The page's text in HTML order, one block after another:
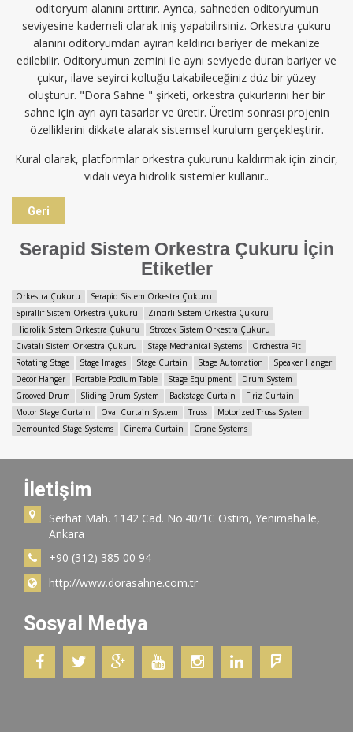
oditoryum alanını arttırır. Ayrıca, sahneden oditoryumun
seviyesine kademeli olarak iniş yapabilirsiniz. Orkestra çukuru
alanını oditoryumdan ayıran kaldırıcı bariyer de mekanize
edilebilir. Oditoryumun zemini ile aynı seviyede duran bariyer ve
çukur, ilave seyirci koltuğu takabileceğiniz düz bir yüzey
oluşturur. "Dora Sahne " şirketi, orkestra çukurlarını her bir
sahne için ayrı ayrı tasarlar ve üretir. Üretim sonrası projenin
özelliklerini dikkate alarak sistemsel kurulum gerçekleştirir.
Kural olarak, platformlar orkestra çukurunu kaldırmak için zincir,
vidalı veya hidrolik sistemler kullanır..
Geri
Serapid Sistem Orkestra Çukuru İçin
Etiketler
Orkestra Çukuru
Serapid Sistem Orkestra Çukuru
Spirallif Sistem Orkestra Çukuru
Zincirli Sistem Orkestra Çukuru
Hidrolik Sistem Orkestra Çukuru
Strocek Sistem Orkestra Çukuru
Cıvatalı Sistem Orkestra Çukuru
Stage Mechanical Systems
Orchestra Pit
Rotating Stage
Stage Images Stage Curtain Stage Automation
Speaker Hanger
Decor Hanger
Portable Podium Table Stage Equipment
Drum System
Grooved Drum
Sliding Drum System Backstage Curtain
Firiz Curtain
Motor Stage Curtain
Oval Curtain System Truss
Motorized Truss System
Demounted Stage Systems
Cinema Curtain Crane Systems
İletişim
Serhat Mah. 1142 Cad. No:40/1C Ostim, Yenimahalle,
Ankara
+90 (312) 385 00 94
http://www.dorasahne.com.tr
Sosyal Medya